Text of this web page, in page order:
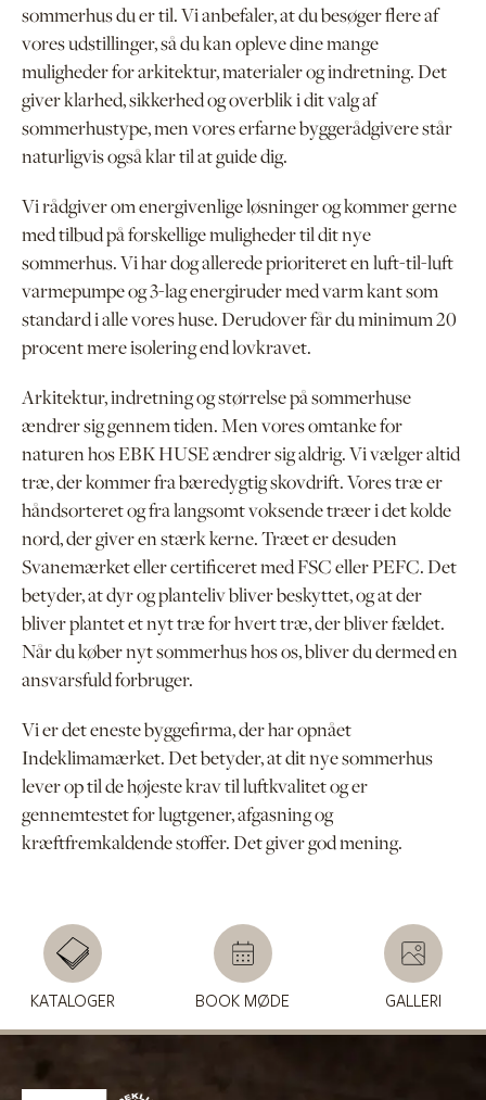
sommerhus du er til. Vi anbefaler, at du besøger flere af
vores udstillinger, så du kan opleve dine mange
muligheder for arkitektur, materialer og indretning. Det
giver klarhed, sikkerhed og overblik i dit valg af
sommerhustype, men vores erfarne byggerådgivere står
naturligvis også klar til at guide dig.
Vi rådgiver om energivenlige løsninger og kommer gerne
med tilbud på forskellige muligheder til dit nye
sommerhus. Vi har dog allerede prioriteret en luft-til-luft
varmepumpe og 3-lag energiruder med varm kant som
standard i alle vores huse. Derudover får du minimum 20
procent mere isolering end lovkravet.
Arkitektur, indretning og størrelse på sommerhuse
ændrer sig gennem tiden. Men vores omtanke for
naturen hos EBK HUSE ændrer sig aldrig. Vi vælger altid
træ, der kommer fra bæredygtig skovdrift. Vores træ er
håndsorteret og fra langsomt voksende træer i det kolde
nord, der giver en stærk kerne. Træet er desuden
Svanemærket eller certificeret med FSC eller PEFC. Det
betyder, at dyr og planteliv bliver beskyttet, og at der
bliver plantet et nyt træ for hvert træ, der bliver fældet.
Når du køber nyt sommerhus hos os, bliver du dermed en
ansvarsfuld forbruger.
Vi er det eneste byggefirma, der har opnået
Indeklimamærket. Det betyder, at dit nye sommerhus
lever op til de højeste krav til luftkvalitet og er
gennemtestet for lugtgener, afgasning og
kræftfremkaldende stoffer. Det giver god mening.
KATALOGER BOOK MØDE GALLERI